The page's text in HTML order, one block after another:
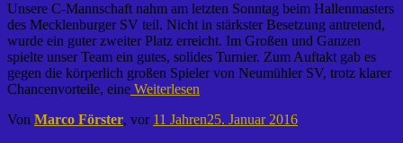
Unsere C-Mannschaft nahm am letzten Sonntag beim Hallenmasters
des Mecklenburger SV teil. Nicht in stärkster Besetzung antretend,
wurde ein guter zweiter Platz erreicht. Im Großen und Ganzen
spielte unser Team ein gutes, solides Turnier. Zum Auftakt gab es
gegen die körperlich großen Spieler von Neumühler SV, trotz klarer
Chancenvorteile, eine Weiterlesen
Von Marco Förster, vor 11 Jahren25. Januar 2016